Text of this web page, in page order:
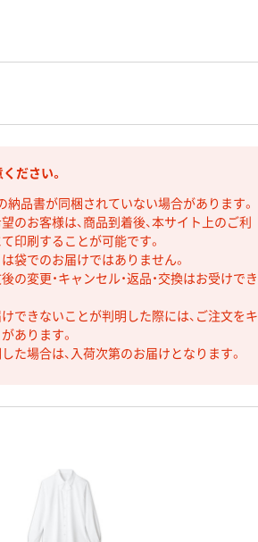
ださい。
納品書が同梱されていない場合があります。
のお客様は、商品到着後、本サイト上のご利
印刷することが可能です。
袋でのお届けではありません。
の変更・キャンセル・返品・交換はお受けでき
できないことが判明した際には、ご注文をキ
あります。
た場合は、入荷次第のお届けとなります。